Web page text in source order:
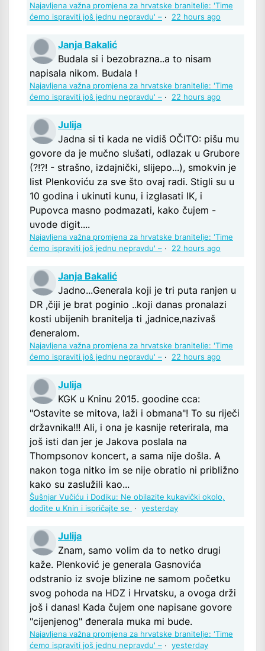
Najavljena važna promjena za hrvatske branitelje: 'Time
ćemo ispraviti još jednu nepravdu' – · 22 hours ago
Janja Bakalić
Budala si i bezobrazna..a to nisam
napisala nikom. Budala !
Najavljena važna promjena za hrvatske branitelje: 'Time
ćemo ispraviti još jednu nepravdu' – · 22 hours ago
Julija
Jadna si ti kada ne vidiš OČITO: pišu mu
govore da je mučno slušati, odlazak u Grubore
(?!?! - strašno, izdajnički, slijepo...), smokvin je
list Plenkoviću za sve što ovaj radi. Stigli su u
10 godina i ukinuti kunu, i izglasati IK, i
Pupovca masno podmazati, kako čujem -
uvode digit....
Najavljena važna promjena za hrvatske branitelje: 'Time
ćemo ispraviti još jednu nepravdu' – · 22 hours ago
Janja Bakalić
Jadno...Generala koji je tri puta ranjen u
DR ,čiji je brat poginio ..koji danas pronalazi
kosti ubijenih branitelja ti ,jadnice,nazivaš
đeneralom.
Najavljena važna promjena za hrvatske branitelje: 'Time
ćemo ispraviti još jednu nepravdu' – · 22 hours ago
Julija
KGK u Kninu 2015. goodine cca:
"Ostavite se mitova, laži i obmana"! To su riječi
državnika!!! Ali, i ona je kasnije reterirala, ma
još isti dan jer je Jakova poslala na
Thompsonov koncert, a sama nije došla. A
nakon toga nitko im se nije obratio ni približno
kako su zaslužili kao...
Šušnjar Vučiću i Dodiku: Ne obilazite kukavički okolo,
dođite u Knin i ispričajte se
· yesterday
Julija
Znam, samo volim da to netko drugi
kaže. Plenković je generala Gasnovića
odstranio iz svoje blizine ne samom početku
svog pohoda na HDZ i Hrvatsku, a ovoga drži
još i danas! Kada čujem one napisane govore
"cijenjenog" đenerala muka mi bude.
Najavljena važna promjena za hrvatske branitelje: 'Time
ćemo ispraviti još jednu nepravdu' – · yesterday